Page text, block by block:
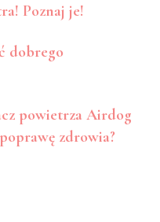
Poznaj je!
dobrego
powietrza Airdog
zdrowia?